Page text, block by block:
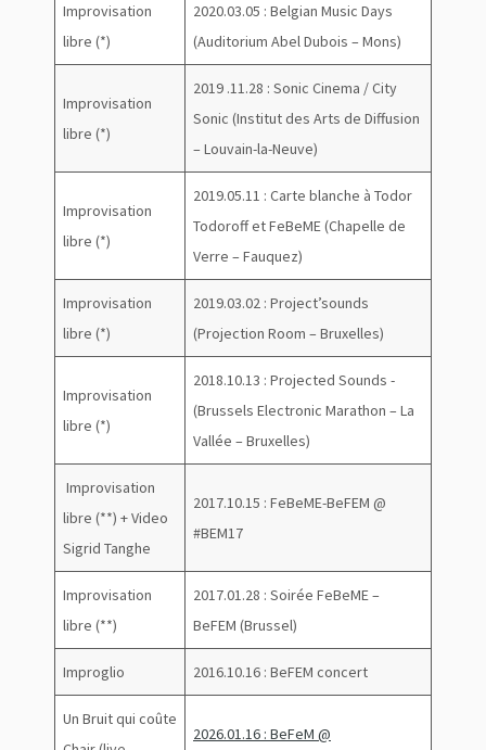
Improvisation
libre (*)
2020.03.05 : Belgian Music Days
(Auditorium Abel Dubois – Mons)
Improvisation
libre (*)
2019 .11.28 : Sonic Cinema / City
Sonic (Institut des Arts de Diffusion
– Louvain-la-Neuve)
Improvisation
libre (*)
2019.05.11 : Carte blanche à Todor
Todoroff et FeBeME (Chapelle de
Verre – Fauquez)
Improvisation
libre (*)
2019.03.02 : Project’sounds
(Projection Room – Bruxelles)
Improvisation
libre (*)
2018.10.13 : Projected Sounds -
(Brussels Electronic Marathon – La
Vallée – Bruxelles)
Improvisation
libre (**) + Video
Sigrid Tanghe
2017.10.15 : FeBeME-BeFEM @
#BEM17
Improvisation
libre (**)
2017.01.28 : Soirée FeBeME –
BeFEM (Brussel)
Improglio 2016.10.16 : BeFEM concert
Un Bruit qui coûte
2026.01.16 : BeFeM @